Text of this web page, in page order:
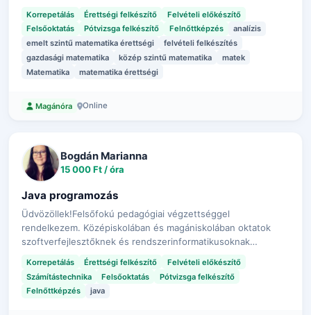
egyetemi/főiskolás hallgatók matematika korrepetálását,
vizsgára, pótvizsgá…
Korrepetálás Érettségi felkészítő
Felvételi előkészítő
Felsőoktatás
Pótvizsga felkészítő Felnőttképzés
analízis
emelt szintű matematika érettségi
felvételi felkészítés
gazdasági matematika
közép szintű matematika
matek
Matematika
matematika érettségi
Magánóra Online
Bogdán Marianna
15 000 Ft / óra
Java programozás
Üdvözöllek!Felsőfokú pedagógiai végzettséggel
rendelkezem. Középiskolában és magániskolában oktatok
szoftverfejlesztőknek és rendszerinformatikusoknak
programozást java, C#, python, unity nyelveken. A
középsulisokat előbb ágazati alapvizsgára, majd …
Korrepetálás Érettségi felkészítő
Felvételi előkészítő
Számítástechnika
Felsőoktatás
Pótvizsga felkészítő
Felnőttképzés
java